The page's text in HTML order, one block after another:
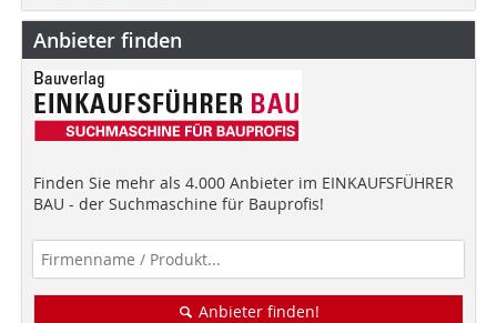
Anbieter finden
Finden Sie mehr als 4.000 Anbieter im EINKAUFSFÜHRER
BAU - der Suchmaschine für Bauprofis!
Anbieter finden!